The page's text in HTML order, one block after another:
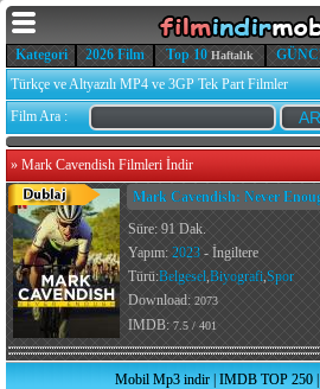
Kategori 2026 Film Top 10 Haftalık
Türkçe ve Altyazılı MP4 ve 3GP Tek Part Filmler
Film Ara :
» Mark Cavendish Filmleri İndir
Mark Cavendish: Never
Süre: 91 Dak.
Yapım: 2023 - İngiltere
Türü:Belgesel,Biyografi,Spor
Download: 2073
IMDB: 7.5 / 401
Mobil Mp3 indir| IMDB TOP 250|